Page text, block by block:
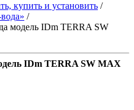
купить и установить /
/
модель IDm TERRA SW
IDm TERRA SW MAX